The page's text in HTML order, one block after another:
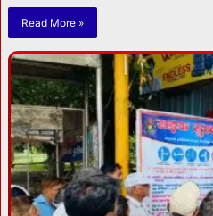
Read More »